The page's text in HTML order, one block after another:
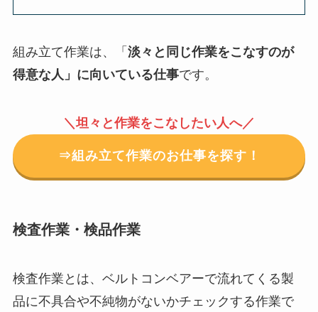
組み立て作業は、「 淡々と同じ作業をこなすのが
得意な人」に向いている仕事です。
＼坦々と作業をこなしたい人へ／
⇒組み立て作業のお仕事を探す！
検査作業・検品作業
検査作業とは、ベルトコンベアーで流れてくる製
品に不具合や不純物がないかチェックする作業で